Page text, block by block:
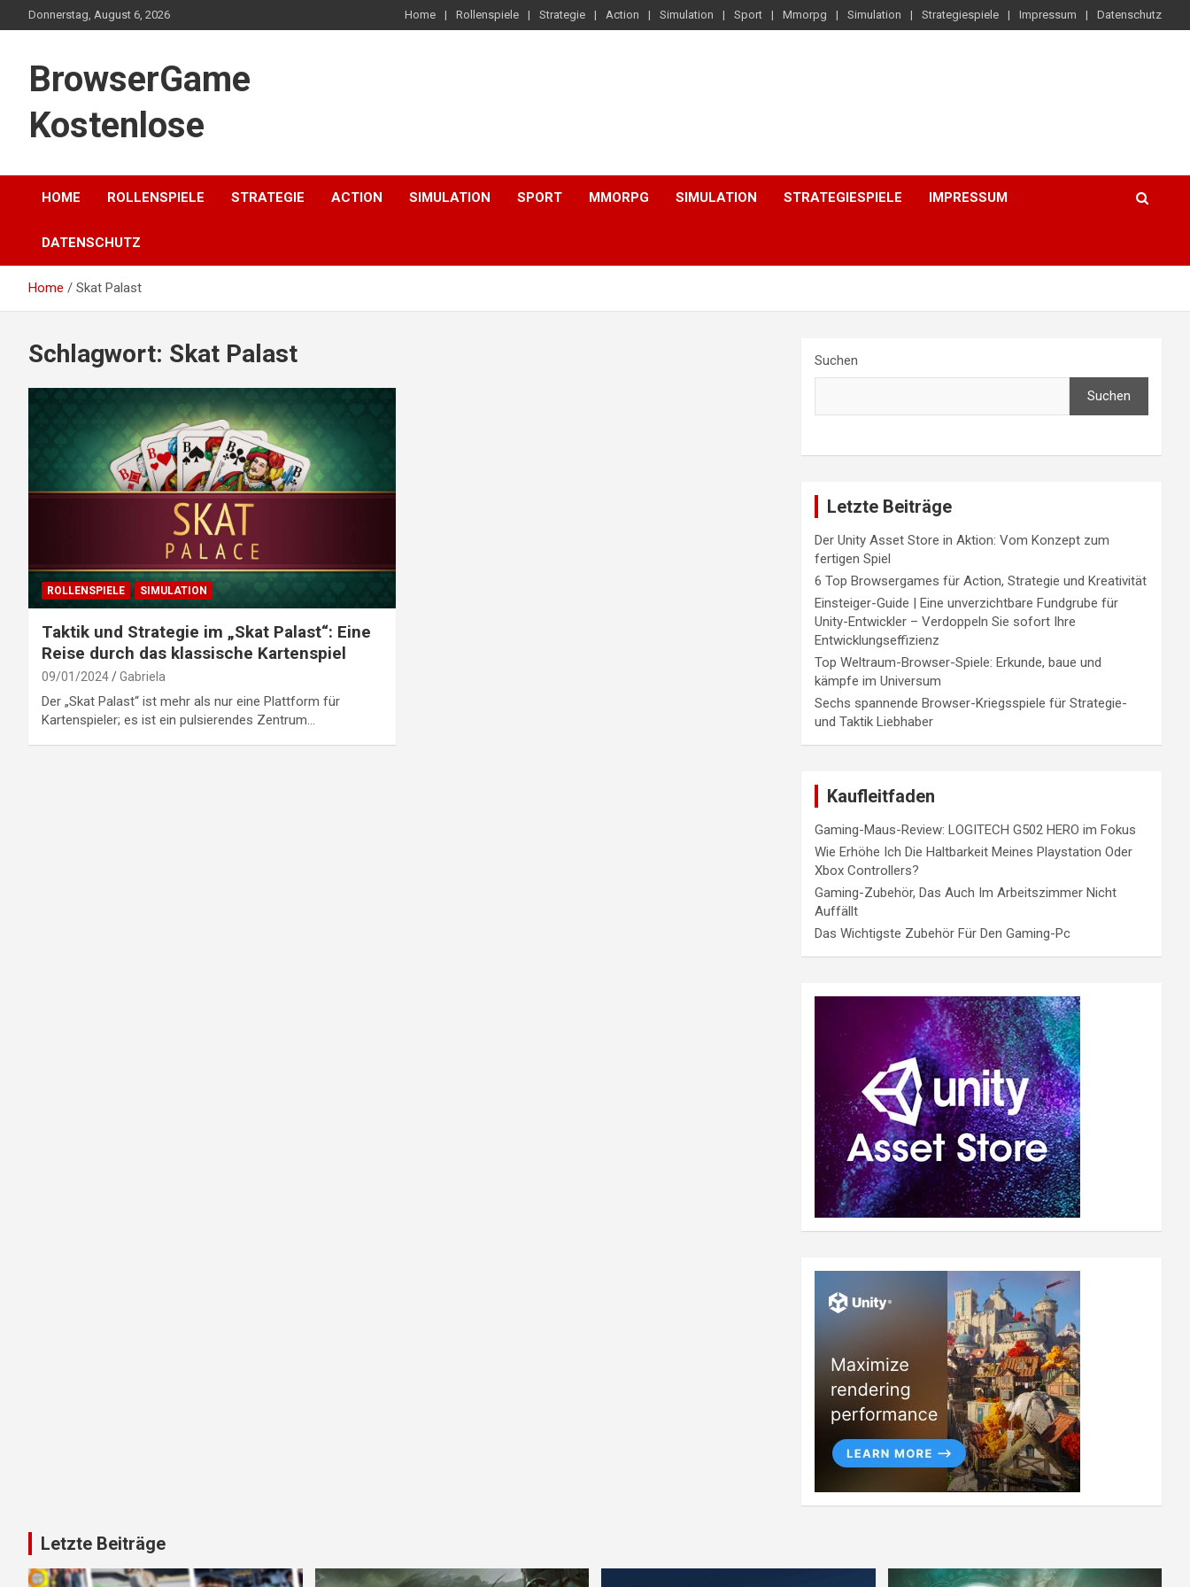
to
Donnerstag, August 6, 2026 Home Rollenspiele Strategie Action Simulation Sport Mmorpg Simulation Strategiespiele Impressum Datenschutz
BrowserGame
Kostenlose
HOME ROLLENSPIELE STRATEGIE ACTION SIMULATION SPORT MMORPG SIMULATION STRATEGIESPIELE IMPRESSUM
DATENSCHUTZ
Home Skat Palast
Schlagwort: Skat Palast
ROLLENSPIELE SIMULATION
Taktik und Strategie im „Skat Palast“: Eine
Reise durch das klassische Kartenspiel
09/01/2024 Gabriela
Der „Skat Palast“ ist mehr als nur eine Plattform für
Kartenspieler; es ist ein pulsierendes Zentrum…
Suchen
Suchen
Letzte Beiträge
Der Unity Asset Store in Aktion: Vom Konzept zum
fertigen Spiel
6 Top Browsergames für Action, Strategie und Kreativität
Einsteiger-Guide | Eine unverzichtbare Fundgrube für
Unity-Entwickler – Verdoppeln Sie sofort Ihre
Entwicklungseffizienz
Top Weltraum-Browser-Spiele: Erkunde, baue und
kämpfe im Universum
Sechs spannende Browser-Kriegsspiele für Strategie-
und Taktik Liebhaber
Kaufleitfaden
Gaming-Maus-Review: LOGITECH G502 HERO im Fokus
Wie Erhöhe Ich Die Haltbarkeit Meines Playstation Oder
Xbox Controllers?
Gaming-Zubehör, Das Auch Im Arbeitszimmer Nicht
Auffällt
Das Wichtigste Zubehör Für Den Gaming-Pc
Letzte Beiträge